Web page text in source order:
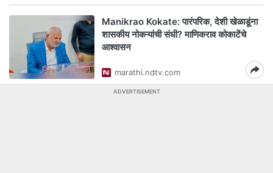
Manikrao Kokate: पारंपरिक, देशी खेळाडूंना
शासकीय नोकऱ्यांची संधी? माणिकराव कोकाटेंचे
आश्वासन
marathi.ndtv.com
ADVERTISEMENT